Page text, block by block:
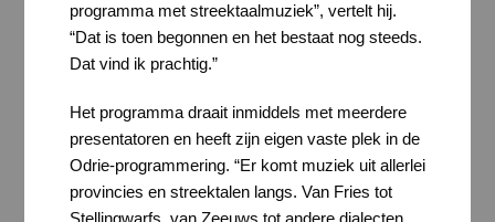
programma met streektaalmuziek”, vertelt hij.
“Dat is toen begonnen en het bestaat nog steeds.
Dat vind ik prachtig.”
Het programma draait inmiddels met meerdere
presentatoren en heeft zijn eigen vaste plek in de
Odrie-programmering. “Er komt muziek uit allerlei
provincies en streektalen langs. Van Fries tot
Stellingwarfs, van Zeeuws tot andere dialecten.